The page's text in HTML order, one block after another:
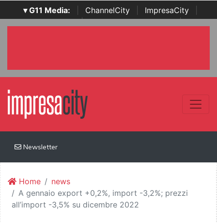
▾ G11 Media: ChannelCity ImpresaCity
SecurityOpenLab | Italian Channel Awards | Italian
Newsletter
Home
news
A gennaio export +0,2%, import -3,2%; prezzi
all’import -3,5% su dicembre 2022